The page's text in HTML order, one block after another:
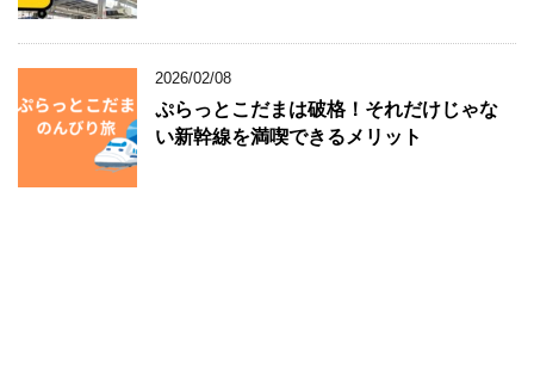
2026/02/08
ぷらっとこだまは破格！それだけじゃな
い新幹線を満喫できるメリット